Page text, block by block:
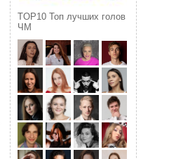
TOP10 Топ лучших голов
ЧМ